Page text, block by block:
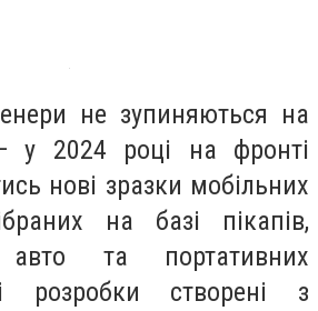
не зупиняються на
у 2024 році на фронті
нові зразки мобільних
на базі пікапів,
авто та портативних
розробки створені з